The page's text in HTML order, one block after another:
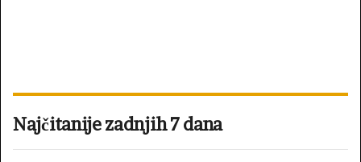
Najčitanije zadnjih 7 dana